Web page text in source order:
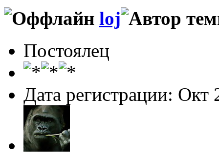
loj
Постоялец
Дата регистрации: Окт